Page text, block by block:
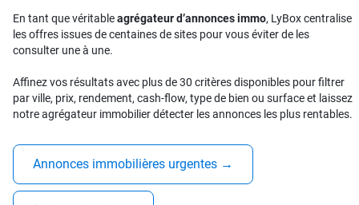
En tant que véritableagrégateur d’annonces immo, LyBox centralise
les offres issues de centaines de sites pour vous éviter de les
consulter une à une.
Affinez vos résultats avec plus de 30 critères disponibles pour filtrer
par ville, prix, rendement, cash-flow, type de bien ou surface et laissez
notre agrégateur immobilier détecter les annonces les plus rentables.
Annonces immobilières urgentes →